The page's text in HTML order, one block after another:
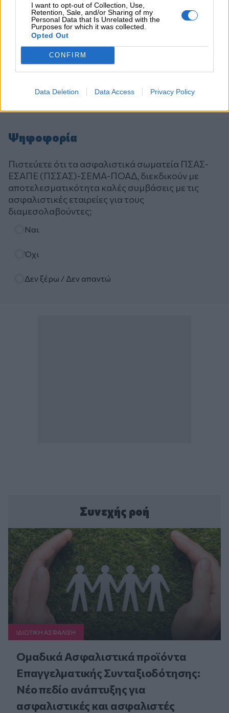
I want to opt-out of Collection, Use,
Retention, Sale, and/or Sharing of my
Personal Data that Is Unrelated with the
Purposes for which it was collected.
Opted Out
CONFIRM
Data Deletion Data Access Privacy Policy
Ψηφοφορία
Πιστεύετε ότι τα ασφαλιστικά σωματεία ΠΣΑΣ-
ΕΣΑΠΕ (ΠΣΣΑΣ)-ΣΕΜΑ-ΠΟΑΔ, διεκδικούν με
αποτελεσματικότητα καλές συμβάσεις με τις
ασφαλιστικές εταιρείες για τους
διαμεσολαβούντες;
Ναι
Όχι
Δεν ξέρω / Δεν απαντώ
Συνεχής ροή
ΙΔΙΩΤΙΚΗ ΑΣΦAΛΙΣΗ
Ομαδικά Ασφαλιστικά προϊόντα
Επαγγελματικής Συνταξιοδότησης:
Νέο πεδίο ανάπτυξης για
ασφαλιστικές και ασφαλιστές